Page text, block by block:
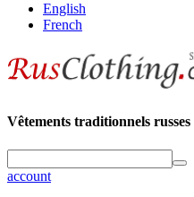
English
French
Vêtements traditionnels
account